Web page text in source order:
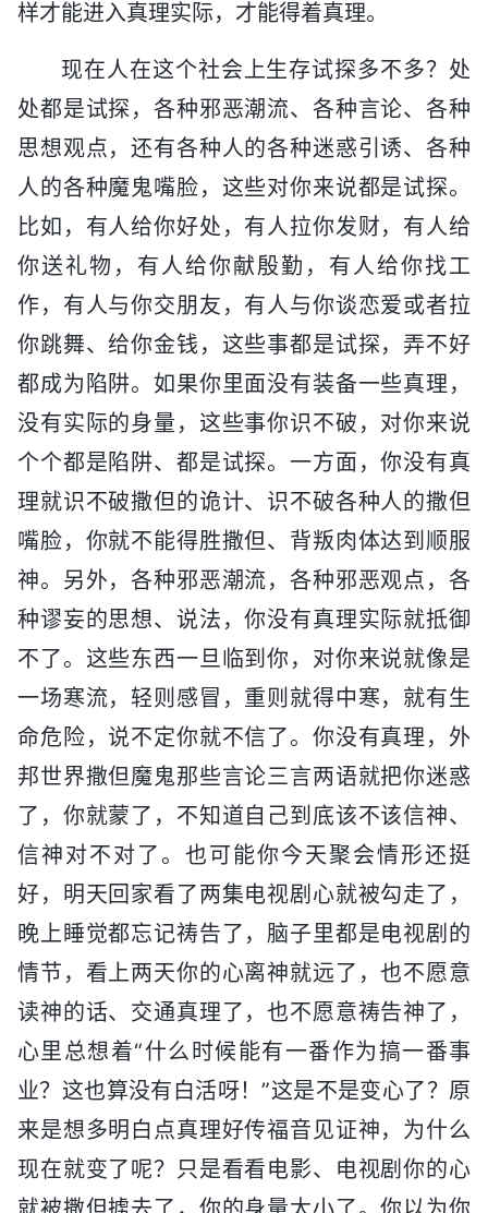
样才能进入真理实际，才能得着真理。
现在人在这个社会上生存试探多不多？处
处都是试探，各种邪恶潮流、各种言论、各种
思想观点，还有各种人的各种迷惑引诱、各种
人的各种魔鬼嘴脸，这些对你来说都是试探。
比如，有人给你好处，有人拉你发财，有人给
你送礼物，有人给你献殷勤，有人给你找工
作，有人与你交朋友，有人与你谈恋爱或者拉
你跳舞、给你金钱，这些事都是试探，弄不好
都成为陷阱。如果你里面没有装备一些真理，
没有实际的身量，这些事你识不破，对你来说
个个都是陷阱、都是试探。一方面，你没有真
理就识不破撒但的诡计、识不破各种人的撒但
嘴脸，你就不能得胜撒但、背叛肉体达到顺服
神。另外，各种邪恶潮流，各种邪恶观点，各
种谬妄的思想、说法，你没有真理实际就抵御
不了。这些东西一旦临到你，对你来说就像是
一场寒流，轻则感冒，重则就得中寒，就有生
命危险，说不定你就不信了。你没有真理，外
邦世界撒但魔鬼那些言论三言两语就把你迷惑
了，你就蒙了，不知道自己到底该不该信神、
信神对不对了。也可能你今天聚会情形还挺
好，明天回家看了两集电视剧心就被勾走了，
晚上睡觉都忘记祷告了，脑子里都是电视剧的
情节，看上两天你的心离神就远了，也不愿意
读神的话、交通真理了，也不愿意祷告神了，
心里总想着“什么时候能有一番作为搞一番事
业？这也算没有白活呀！”这是不是变心了？原
来是想多明白点真理好传福音见证神，为什么
现在就变了呢？只是看看电影、电视剧你的心